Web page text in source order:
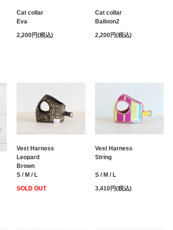
Cat collar
Eva
2,200円(税込)
Cat collar
Balloon2
2,200円(税込)
Vest Harness
Leopard
Brown
S / M / L
SOLD OUT
Vest Harness
String
S / M / L
3,410円(税込)